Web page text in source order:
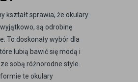
kształt sprawia, że okulary
są odrobinę
To doskonały wybór dla
lubią bawić się modą i
ze sobą różnorodne style.
te okulary